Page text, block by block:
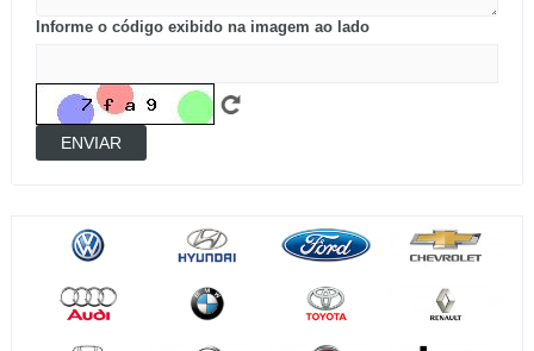
Informe o código exibido na imagem ao lado
ENVIAR